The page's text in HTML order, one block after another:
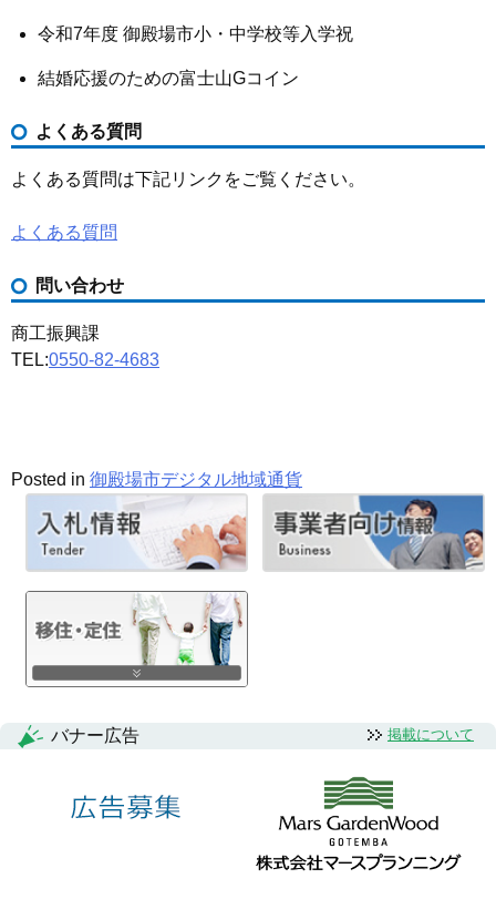
令和7年度 御殿場市小・中学校等入学祝
結婚応援のための富士山Gコイン
よくある質問
よくある質問は下記リンクをご覧ください。
よくある質問
問い合わせ
商工振興課
TEL:0550-82-4683
Posted in 御殿場市デジタル地域通貨
バナー広告 掲載について